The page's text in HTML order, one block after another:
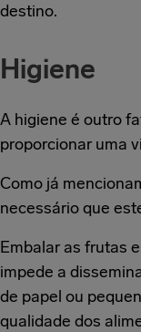
destino.
Higiene
A higiene é outro
proporcionar uma
Como já
necessário que
Embalar as frutas
impede a
de papel ou
qualidade dos